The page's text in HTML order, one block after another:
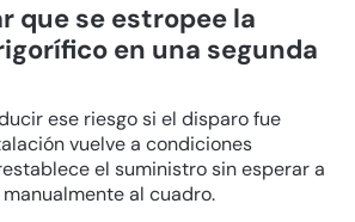
que se estropee la
en una segunda
ese riesgo si el disparo fue
vuelve a condiciones
el suministro sin esperar a
al cuadro.